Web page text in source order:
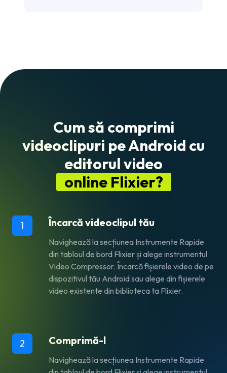
Cum să comprimi
videoclipuri pe Android cu
editorul video
online Flixier?
1 Încarcă videoclipul tău
Navighează la secțiunea Instrumente Rapide
din tabloul de bord Flixier și alege instrumentul
Video Compressor. Încarcă fișierele video de pe
dispozitivul tău Android sau alege din fișierele
video existente din biblioteca ta Flixier.
2 Comprimă-l
Navighează la secțiunea Instrumente Rapide